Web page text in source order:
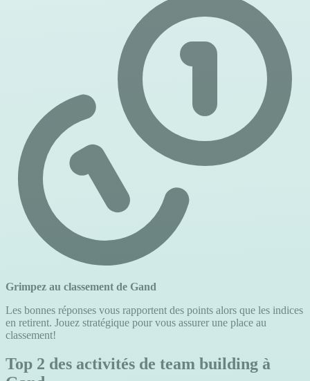
Grimpez au classement de Gand
Les bonnes réponses vous rapportent des points alors que les indices
en retirent. Jouez stratégique pour vous assurer une place au
classement!
Top 2 des activités de team building à